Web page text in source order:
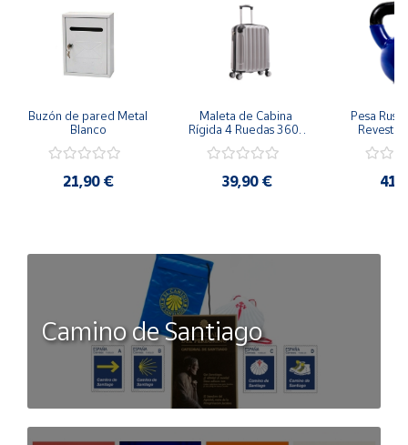
Buzón de pared Metal
Blanco
21,90 €
Maleta de Cabina
Rígida 4 Ruedas 360º
37L
39,90 €
Pesa
Camino de Santiago